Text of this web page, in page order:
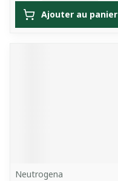
Ajouter au panier
Neutrogena